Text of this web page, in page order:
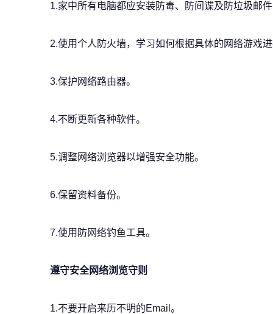
1.家中所有电脑都应安装防毒、防间谍及防垃圾邮
2.使用个人防火墙，学习如何根据具体的网络游戏
3.保护网络路由器。
4.不断更新各种软件。
5.调整网络浏览器以增强安全功能。
6.保留资料备份。
7.使用防网络钓鱼工具。
遵守安全网络浏览守则
1.不要开启来历不明的Email。